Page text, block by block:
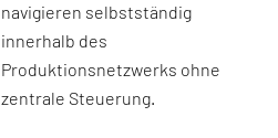
navigieren selbstständig
innerhalb des
Produktionsnetzwerks ohne
zentrale Steuerung.